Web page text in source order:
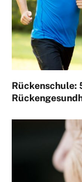
Rückenschule: